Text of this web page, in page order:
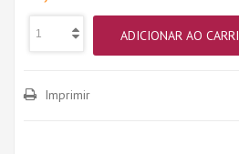
ADICIONAR AO
Imprimir